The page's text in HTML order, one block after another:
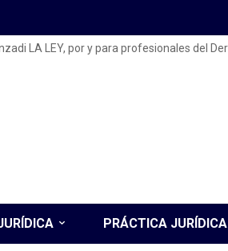
LA LEY, por y para profesionales del
PRÁCTICA JURÍDICA